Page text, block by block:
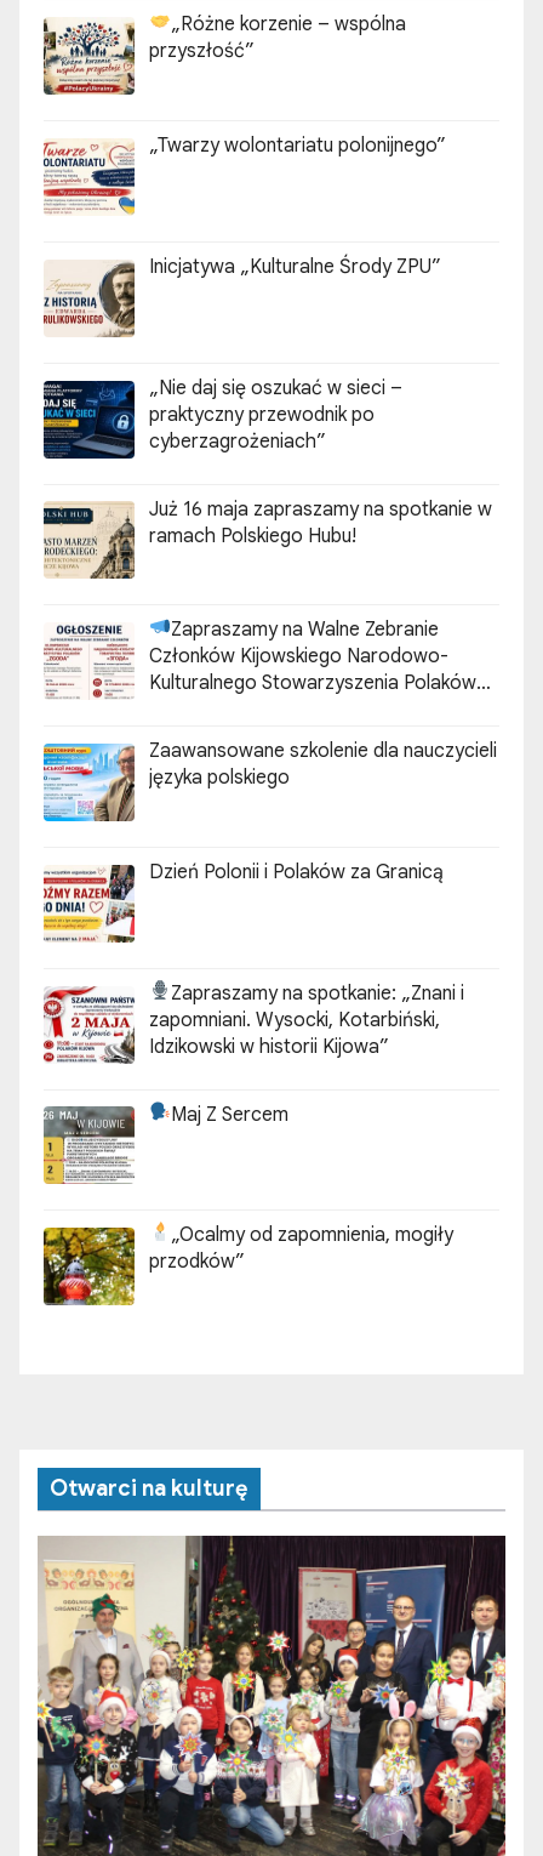
„Różne korzenie – wspólna
przyszłość”
„Twarzy wolontariatu polonijnego”
Inicjatywa „Kulturalne Środy ZPU”
„Nie daj się oszukać w sieci –
praktyczny przewodnik po
cyberzagrożeniach”
Już 16 maja zapraszamy na spotkanie w
ramach Polskiego Hubu!
Zapraszamy na Walne Zebranie
Członków Kijowskiego Narodowo-
Kulturalnego Stowarzyszenia Polaków
Zaawansowane szkolenie dla nauczycieli
języka polskiego
Dzień Polonii i Polaków za Granicą
Zapraszamy na spotkanie: „Znani i
zapomniani. Wysocki, Kotarbiński,
Idzikowski w historii Kijowa”
Maj Z Sercem
„Ocalmy od zapomnienia, mogiły
przodków”
Otwarci na kulturę